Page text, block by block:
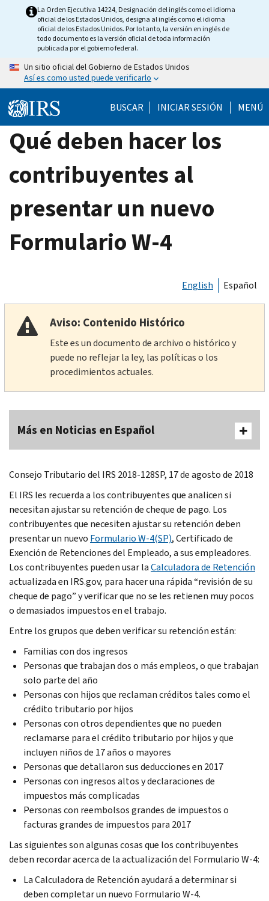
La Orden Ejecutiva 14224, Designación del inglés como el idioma
oficial de los Estados Unidos, designa al inglés como el idioma
oficial de los Estados Unidos. Por lo tanto, la versión en inglés de
todo documento es la versión oficial de toda información
publicada por el gobierno federal.
Un sitio oficial del Gobierno de Estados Unidos
Así es como usted puede verificarlo
BUSCAR INICIAR SESIÓN MENÚ
Qué deben hacer los
contribuyentes al
presentar un nuevo
Formulario W-4
English Español
Aviso: Contenido Histórico
Este es un documento de archivo o histórico y
puede no reflejar la ley, las políticas o los
procedimientos actuales.
Más en Noticias en Español
Consejo Tributario del IRS 2018-128SP, 17 de agosto de 2018
El IRS les recuerda a los contribuyentes que analicen si
necesitan ajustar su retención de cheque de pago. Los
contribuyentes que necesiten ajustar su retención deben
presentar un nuevo Formulario W-4(SP), Certificado de
Exención de Retenciones del Empleado, a sus empleadores.
Los contribuyentes pueden usar laCalculadora de Retención
actualizada en IRS.gov, para hacer una rápida “revisión de su
cheque de pago” y verificar que no se les retienen muy pocos
o demasiados impuestos en el trabajo.
Entre los grupos que deben verificar su retención están:
Familias con dos ingresos
Personas que trabajan dos o más empleos, o que trabajan
solo parte del año
Personas con hijos que reclaman créditos tales como el
crédito tributario por hijos
Personas con otros dependientes que no pueden
reclamarse para el crédito tributario por hijos y que
incluyen niños de 17 años o mayores
Personas que detallaron sus deducciones en 2017
Personas con ingresos altos y declaraciones de
impuestos más complicadas
Personas con reembolsos grandes de impuestos o
facturas grandes de impuestos para 2017
Las siguientes son algunas cosas que los contribuyentes
deben recordar acerca de la actualización del Formulario W-4:
La Calculadora de Retención ayudará a determinar si
deben completar un nuevo Formulario W-4.